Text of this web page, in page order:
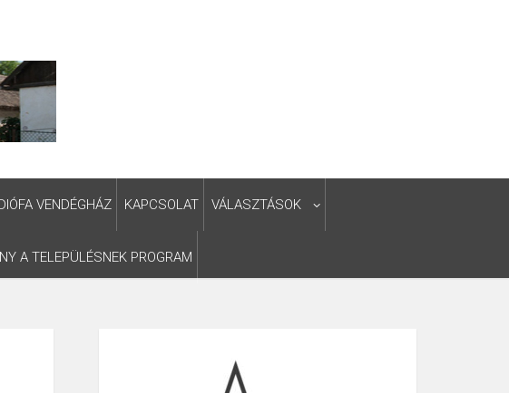
VENDÉGHÁZ KAPCSOLAT VÁLASZTÁSOK
A TELEPÜLÉSNEK PROGRAM